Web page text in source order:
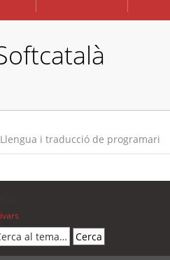
Llengua i traducció de programari